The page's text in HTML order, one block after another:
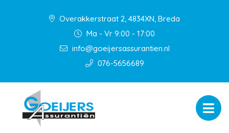
Overakkerstraat 2, 4834XN, Breda
Ma - Vr 9:00 - 17:00
info@goeijersassurantien.nl
076-5656689